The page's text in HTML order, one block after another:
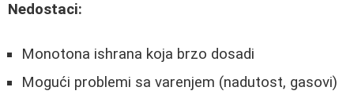
Nedostaci:
Monotona ishrana koja brzo dosadi
Mogući problemi sa varenjem (nadutost, gasovi)